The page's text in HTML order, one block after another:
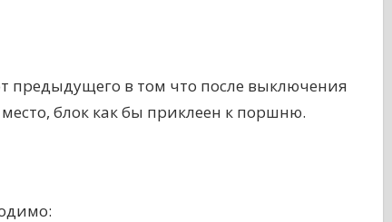
предыдущего в том что после выключения
блок как бы приклеен к поршню.